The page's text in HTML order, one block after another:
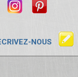
NOUS